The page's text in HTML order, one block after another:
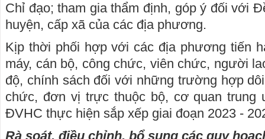
Chỉ đạo; tham gia thẩm định, góp ý đối với
huyện, cấp xã của các địa phương.
Kịp thời phối hợp với các địa phương tiến
máy, cán bộ, công chức, viên chức, người
độ, chính sách đối với những trường hợp
chức, đơn vị trực thuộc bộ, cơ quan trung
ĐVHC thực hiện sắp xếp giai đoạn 2023 -
Rà soát, điều chỉnh, bổ sung các quy